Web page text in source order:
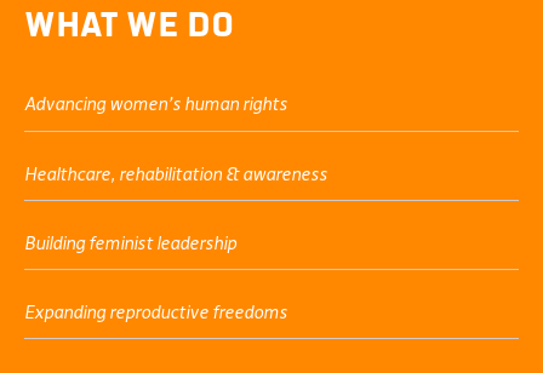
What We Do
Advancing women’s human rights
Healthcare, rehabilitation & awareness
Building feminist leadership
Expanding reproductive freedoms